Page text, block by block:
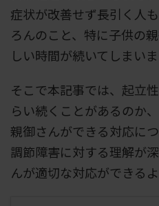
症状が改善せず長引く人
ろんのこと、特に子供の
しい時間が続いてしまいま
そこで本記事では、起立
らい続くことがあるのか
親御さんができる対応に
調節障害に対する理解が
んが適切な対応ができる